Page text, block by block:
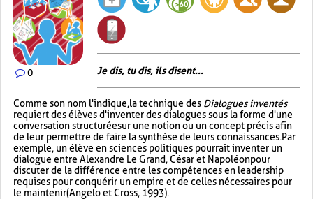
0 Je dis, tu dis, ils disent...
Comme son nom l'indique, la technique des Dialogues inventés
requiert des élèves d'inventer des dialogues sous la forme d'une
conversation structurée sur une notion ou un concept précis afin
de leur permettre de faire la synthèse de leurs connaissances. Par
exemple, un élève en sciences politiques pourrait inventer un
dialogue entre Alexandre Le Grand, César et Napoléon pour
discuter de la différence entre les compétences en leadership
requises pour conquérir un empire et de celles nécessaires pour
le maintenir (Angelo et Cross, 1993).